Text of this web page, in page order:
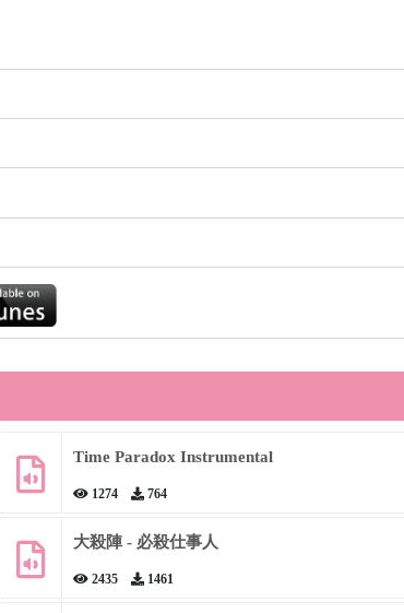
Time Paradox Instrumental
1274 764
大殺陣 - 必殺仕事人
2435 1461